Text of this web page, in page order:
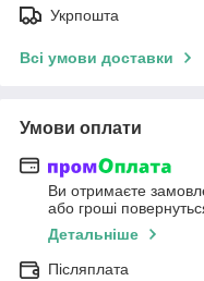
Укрпошта
Всі умови доставки
Умови оплати
Ви отримаєте
або гроші
Детальніше
Післяплата